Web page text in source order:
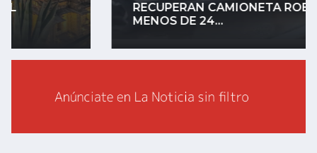
RECUPERAN CAMIONETA ROBADA EN
MENOS DE 24...